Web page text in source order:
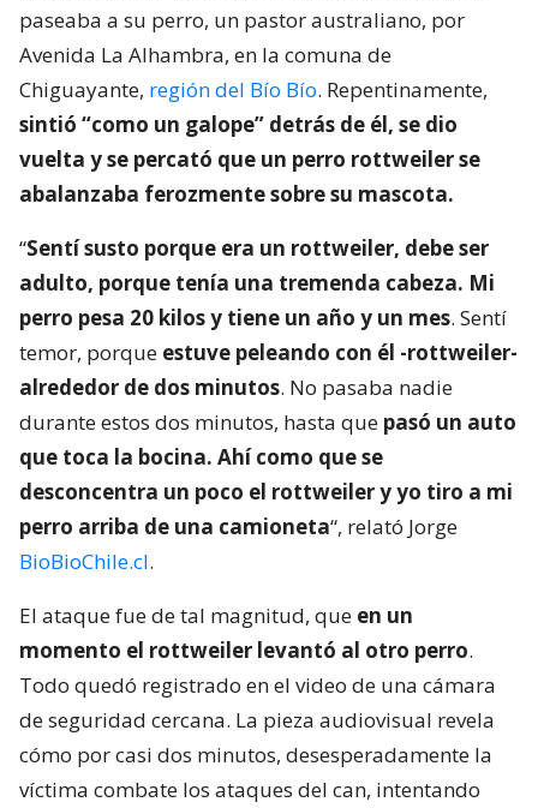
paseaba a su perro, un pastor australiano, por
Avenida La Alhambra, en la comuna de
Chiguayante, región del Bío Bío. Repentinamente,
sintió “como un galope” detrás de él, se dio
vuelta yse percató que un perro rottweiler se
abalanzaba ferozmente sobre su mascota.
“Sentí susto porque era un rottweiler, debe ser
adulto, porque tenía una tremenda cabeza. Mi
perro pesa 20 kilos y tiene un año y un mes. Sentí
temor, porque estuve peleando con él -rottweiler-
alrededor de dos minutos. No pasaba nadie
durante estos dos minutos, hasta que pasó un auto
que toca la bocina. Ahí como que se
desconcentra un poco el rottweiler y yo tiro a mi
perro arriba de una camioneta“, relató Jorge
BioBioChile.cl.
El ataque fue de tal magnitud, que en un
momento el rottweiler levantó al otro perro.
Todo quedó registrado en el video de una cámara
de seguridad cercana. La pieza audiovisual revela
cómo por casi dos minutos, desesperadamente la
víctima combate los ataques del can, intentando